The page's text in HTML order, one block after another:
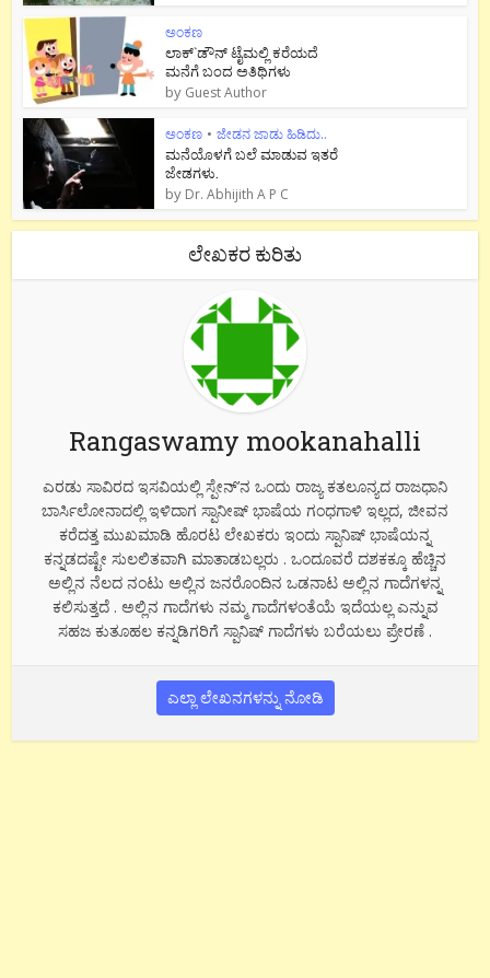
ಅಂಕಣ
ಲಾಕ್`ಡೌನ್ ಟೈಮಲ್ಲಿ ಕರೆಯದೆ
ಮನೆಗೆ ಬಂದ ಅತಿಥಿಗಳು
by Guest Author
ಅಂಕಣ • ಜೇಡನ ಜಾಡು ಹಿಡಿದು..
ಮನೆಯೊಳಗೆ ಬಲೆ ಮಾಡುವ ಇತರೆ
ಜೇಡಗಳು.
by Dr. Abhijith A P C
ಲೇಖಕರ ಕುರಿತು
Rangaswamy mookanahalli
ಎರಡು ಸಾವಿರದ ಇಸವಿಯಲ್ಲಿ ಸ್ಪೇನ್’ನ ಒಂದು ರಾಜ್ಯ ಕತಲೂನ್ಯದ ರಾಜಧಾನಿ
ಬಾರ್ಸಿಲೋನಾದಲ್ಲಿ ಇಳಿದಾಗ ಸ್ಪಾನೀಷ್ ಭಾಷೆಯ ಗಂಧಗಾಳಿ ಇಲ್ಲದ, ಜೀವನ
ಕರೆದತ್ತ ಮುಖಮಾಡಿ ಹೊರಟ ಲೇಖಕರು ಇಂದು ಸ್ಪಾನಿಷ್ ಭಾಷೆಯನ್ನ
ಕನ್ನಡದಷ್ಟೇ ಸುಲಲಿತವಾಗಿ ಮಾತಾಡಬಲ್ಲರು . ಒಂದೂವರೆ ದಶಕಕ್ಕೂ ಹೆಚ್ಚಿನ
ಅಲ್ಲಿನ ನೆಲದ ನಂಟು ಅಲ್ಲಿನ ಜನರೊಂದಿನ ಒಡನಾಟ ಅಲ್ಲಿನ ಗಾದೆಗಳನ್ನ
ಕಲಿಸುತ್ತದೆ . ಅಲ್ಲಿನ ಗಾದೆಗಳು ನಮ್ಮ ಗಾದೆಗಳಂತೆಯೆ ಇದೆಯಲ್ಲ ಎನ್ನುವ
ಸಹಜ ಕುತೂಹಲ ಕನ್ನಡಿಗರಿಗೆ ಸ್ಪಾನಿಷ್ ಗಾದೆಗಳು ಬರೆಯಲು ಪ್ರೇರಣೆ .
ಎಲ್ಲಾ ಲೇಖನಗಳನ್ನು ನೋಡಿ